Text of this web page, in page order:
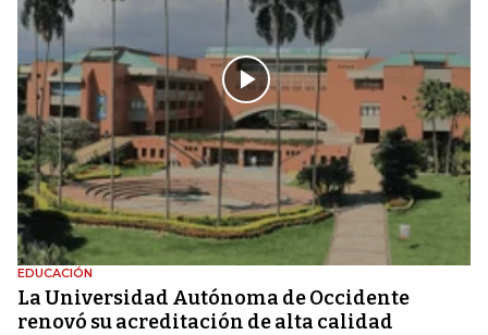
EDUCACIÓN
La Universidad Autónoma de Occidente
renovó su acreditación de alta calidad